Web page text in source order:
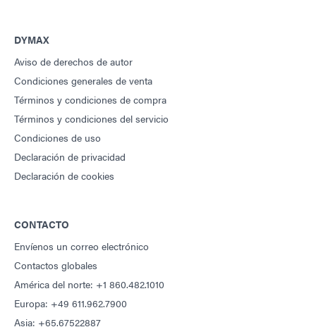
DYMAX
Aviso de derechos de autor
Condiciones generales de venta
Términos y condiciones de compra
Términos y condiciones del servicio
Condiciones de uso
Declaración de privacidad
Declaración de cookies
CONTACTO
Envíenos un correo electrónico
Contactos globales
América del norte: +1 860.482.1010
Europa: +49 611.962.7900
Asia: +65.67522887